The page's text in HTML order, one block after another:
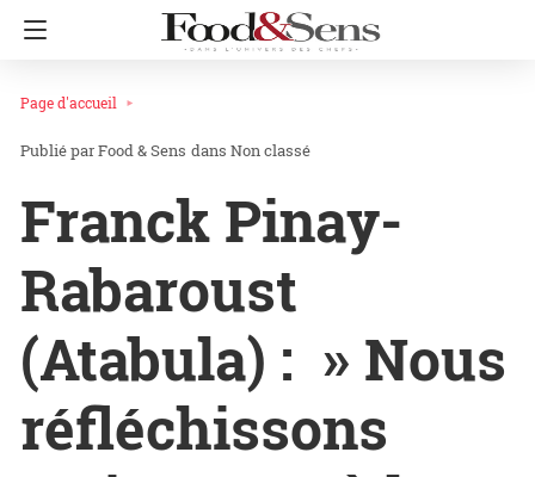
Page d'accueil
Food & Sens dans Non classé
Franck Pinay-
Rabaroust
(Atabula) : » Nous
réfléchissons